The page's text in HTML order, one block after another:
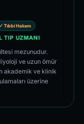
✓ Tıbbi Hakem
TIP UZMANI
mezunudur.
ve uzun ömür
akademik ve klinik
üzerine